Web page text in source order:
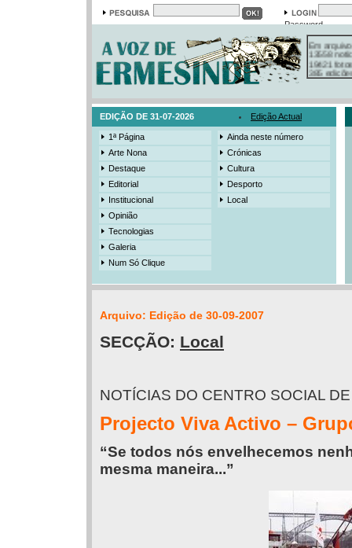
Password
Em arquivo
13558
19421
385
3206
EDIÇÃO DE 31-07-2026 Edição Actual
1ª Página
Arte Nona
Destaque
Editorial
Institucional
Opinião
Tecnologias
Galeria
Num Só Clique
Ainda neste número
Crónicas
Cultura
Desporto
Local
Arquivo: Edição de 30-09-2007
SECÇÃO: Local
NOTÍCIAS DO CENTRO SOCIAL
Projecto Viva Activo –
“Se todos nós envelhecemos
mesma maneira...”